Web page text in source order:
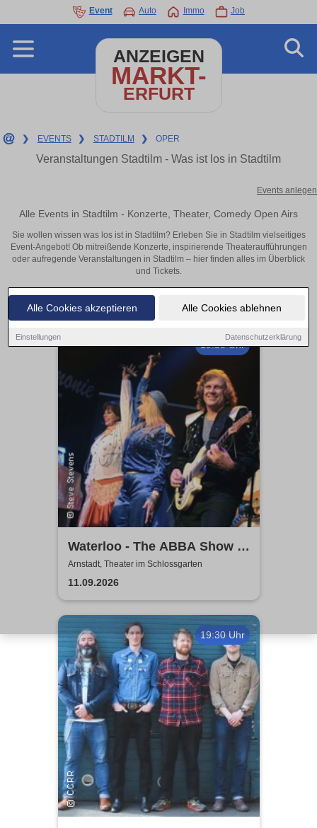
Alle Cookies akzeptieren Alle Cookies ablehnen
Einstellungen Datenschutzerklärung
Event Auto Immo Job
ANZEIGEN
MARKT-
ERFURT
❯ EVENTS ❯ STADTILM ❯ OPER
Veranstaltungen Stadtilm - Was ist los in Stadtilm
Events anlegen
Alle Events in Stadtilm - Konzerte, Theater, Comedy Open Airs
Sie wollen wissen was los ist in Stadtilm? Erleben Sie in Stadtilm vielseitiges
Event-Angebot! Ob mitreißende Konzerte, inspirierende Theateraufführungen
oder aufregende Veranstaltungen in Stadtilm – hier finden alles im Überblick
und Tickets.
19:30 Uhr
Waterloo - The ABBA Show -
A Tribute to ABBA with 4
Swedes
Arnstadt, Theater im Schlossgarten
11.09.2026
19:30 Uhr